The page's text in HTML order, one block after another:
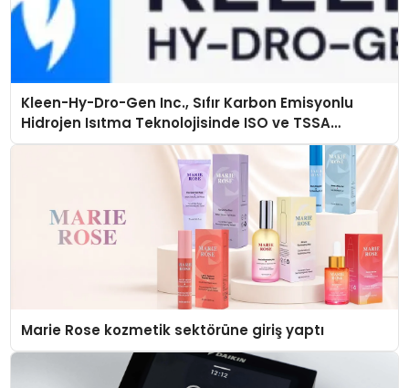
Kleen-Hy-Dro-Gen Inc., Sıfır Karbon Emisyonlu
Hidrojen Isıtma Teknolojisinde ISO ve TSSA
Düzenleyici Onaylarını Aldı
Marie Rose kozmetik sektörüne giriş yaptı